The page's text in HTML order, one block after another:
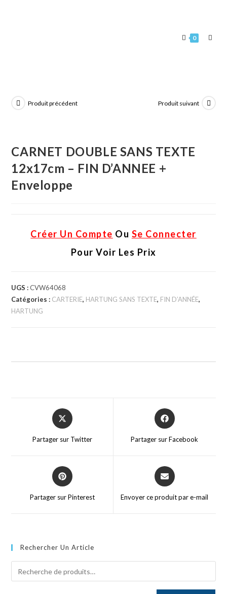
0
Produit précédent Produit suivant
CARNET DOUBLE SANS TEXTE
12x17cm – FIN D’ANNEE +
Enveloppe
Créer Un Compte Ou Se Connecter
Pour Voir Les Prix
UGS :CVW64068
Catégories : CARTERIE, HARTUNG SANS TEXTE, FIN D’ANNÉE,
HARTUNG
Partager sur Twitter Partager sur Facebook
Partager sur Pinterest Envoyer ce produit par e-mail
Rechercher Un Article